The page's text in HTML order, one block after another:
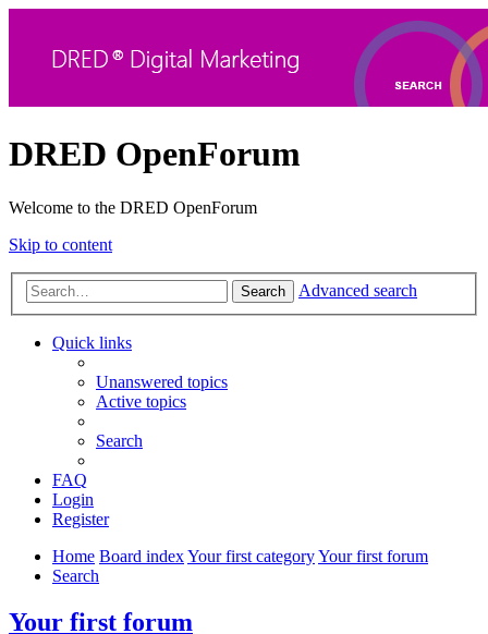
DRED OpenForum
Welcome to the DRED OpenForum
Skip to content
Search Advanced search
Quick links
Unanswered topics
Active topics
Search
FAQ
Login
Register
Home Board indexYour first categoryYour first forum
Search
Your first forum